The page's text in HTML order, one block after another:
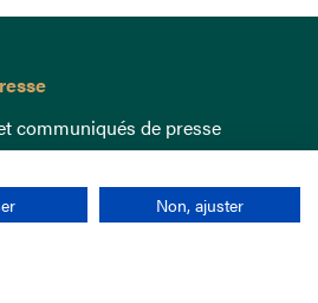
communiqués de presse
Non, ajuster